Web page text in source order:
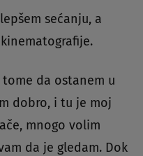
sećanju, a
da ostanem u
dobro, i tu je moj
mnogo volim
da je gledam. Dok